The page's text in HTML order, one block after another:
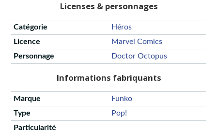
Licenses & personnages
Catégorie
Héros
Licence
Marvel Comics
Personnage
Doctor Octopus
Informations fabriquants
Marque
Funko
Type
Pop!
Particularité